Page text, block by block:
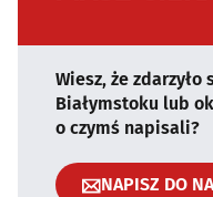
Wiesz, że
Białymstoku lub
o czymś napisali?
NAPISZ DO